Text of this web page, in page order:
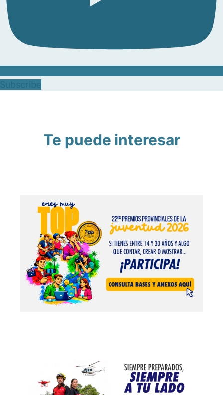
Te puede interesar